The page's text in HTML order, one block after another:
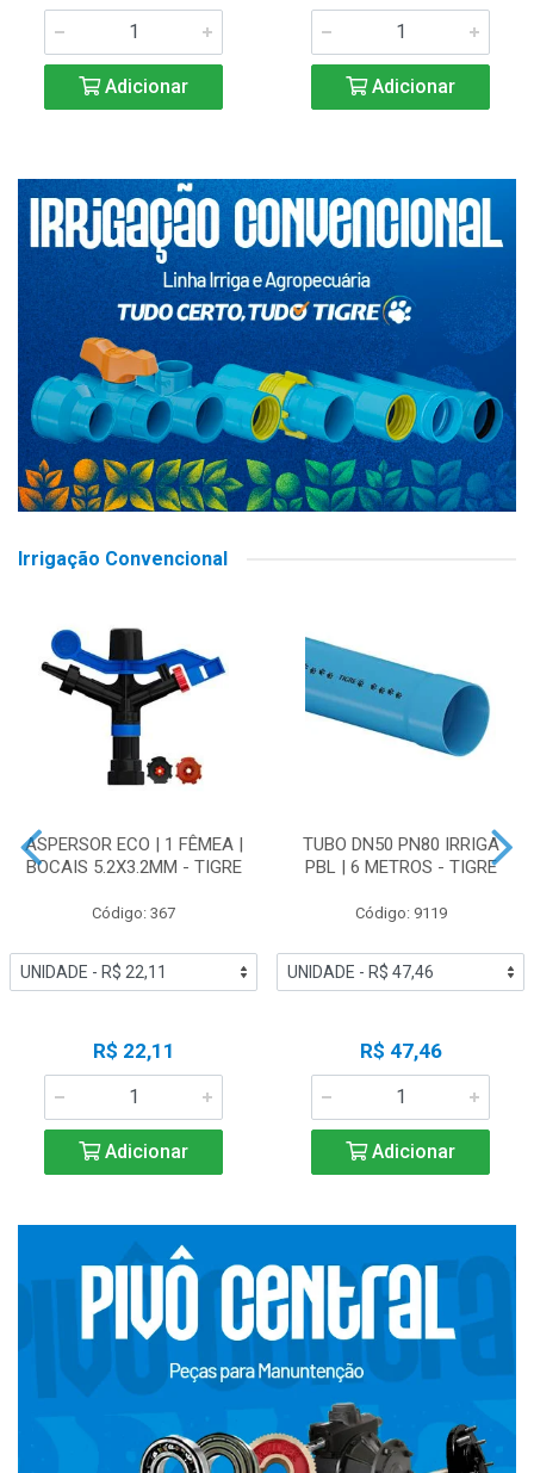
Adicionar Adicionar
Irrigação Convencional
ASPERSOR ECO | 1 FÊMEA |
BOCAIS 5.2X3.2MM - TIGRE
Código: 367
R$ 22,11
Adicionar
TUBO DN50 PN80 IRRIGA
PBL | 6 METROS - TIGRE
Código: 9119
R$ 47,46
Adicionar